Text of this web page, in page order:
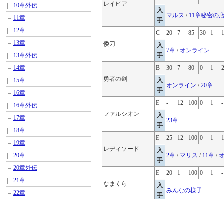
レイピア
入
手
マルス / 11章秘密の
倭刀
C 20 7 85 30 1
入
手
7章 / オンライン
勇者の剣
B 30 7 80 0 1
入
手
オンライン /20章
ファルシオン
E - 12 100 0 1
-
入
手
23章
レディソード
E 25 12 100 0 1
入
手
2章 / マリス / 11章 /
なまくら
E 20 1 100 0 1
-
入
手
みんなの様子
10章外伝
11章
12章
13章
13章外伝
14章
15章
16章
16章外伝
17章
18章
19章
20章
20章外伝
21章
22章